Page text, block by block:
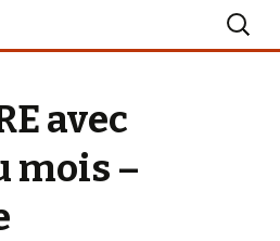
Turballe
avec
mois –